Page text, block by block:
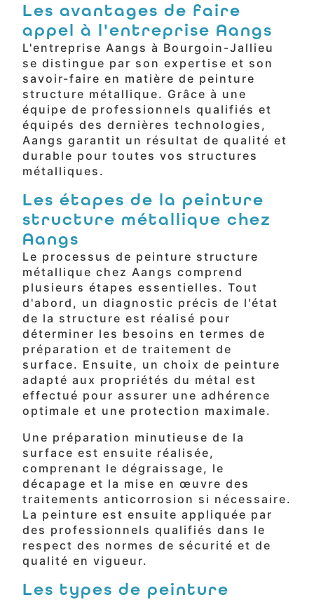
Les avantages de faire
appel à l'entreprise Aangs
L'entreprise Aangs à Bourgoin-Jallieu
se distingue par son expertise et son
savoir-faire en matière de peinture
structure métallique. Grâce à une
équipe de professionnels qualifiés et
équipés des dernières technologies,
Aangs garantit un résultat de qualité et
durable pour toutes vos structures
métalliques.
Les étapes de la peinture
structure métallique chez
Aangs
Le processus de peinture structure
métallique chez Aangs comprend
plusieurs étapes essentielles. Tout
d'abord, un diagnostic précis de l'état
de la structure est réalisé pour
déterminer les besoins en termes de
préparation et de traitement de
surface. Ensuite, un choix de peinture
adapté aux propriétés du métal est
effectué pour assurer une adhérence
optimale et une protection maximale.
Une préparation minutieuse de la
surface est ensuite réalisée,
comprenant le dégraissage, le
décapage et la mise en œuvre des
traitements anticorrosion si nécessaire.
La peinture est ensuite appliquée par
des professionnels qualifiés dans le
respect des normes de sécurité et de
qualité en vigueur.
Les types de peinture